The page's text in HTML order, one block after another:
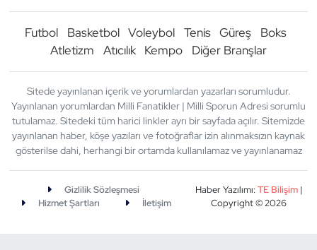
Futbol Basketbol Voleybol Tenis Güreş
Boks
Atletizm
Atıcılık Kempo Diğer Branşlar
Sitede yayınlanan içerik ve yorumlardan yazarları sorumludur.
Yayınlanan yorumlardan Milli Fanatikler | Milli Sporun Adresi sorumlu
tutulamaz. Sitedeki tüm harici linkler ayrı bir sayfada açılır. Sitemizde
yayınlanan haber, köşe yazıları ve fotoğraflar izin alınmaksızın kaynak
gösterilse dahi, herhangi bir ortamda kullanılamaz ve yayınlanamaz
Gizlilik Sözleşmesi
Hizmet Şartları
İletişim
Haber Yazılımı:TE Bilişim|
Copyright © 2026